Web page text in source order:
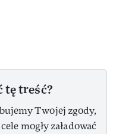
tę treść?
Twojej zgody,
mogły załadować